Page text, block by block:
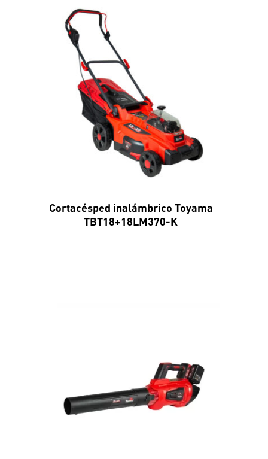
Cortacésped inalámbrico Toyama
TBT18+18LM370-K